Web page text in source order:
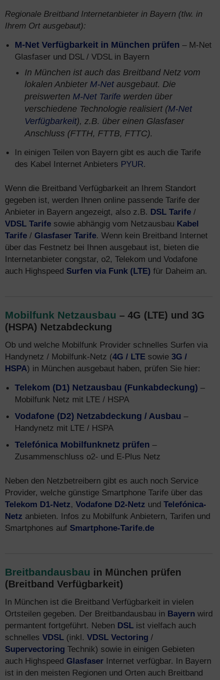
Regionale Breitband Internetanbieter in Bayern (tlw. in
Ihrem Ort ausgebaut):
M-Net Verfügbarkeit in München prüfen – M-Net
Glasfaser und DSL / VDSL in Bayern
In München ist auch das Breitband Netz vom
lokalen Anbieter M-Netausgebaut. Die
preiswerten M-Net Tarife werden über
verschiedene Technologie realisiert (M-Net
Verfügbarkeit), z.B. über einen Glasfaser
Anschluss (FTTH, FTTB, FTTC).
In einigen Teilen von Bayern gibt es auch die Tarife
des Kabel Internet Anbieters PYUR.
Wenn die Breitband Verfügbarkeit an Ihrem Standort
gegeben ist, werden Ihnen online passende Tarife der
Anbieter in Bayern angezeigt, also z.B. DSL Tarife /
VDSL Tarife sowie abhängig vom Netzausbau Kabel
Tarife / Glasfaser Tarife. Wenn kein Breitband Internet
über das Festnetz bei Ihnen ausgebaut ist, bieten die
Internetanbieter congstar, o2, Telekom und Vodafone
auch Highspeed Surfen via Funk (LTE) für Daheim an.
Mobilfunk Netzausbau – 4G (LTE) und 3G
(HSPA) Netzabdeckung
Ob und welche Mobilfunk Provider schnelles Surfen via
Handynetz / Mobilfunk-Netz (4G / LTE sowie 3G /
HSPA) in München ausgebaut haben, prüfen Sie hier:
Telekom (D1) Netzausbau (Funkabdeckung) –
Mobilfunk Netz mit LTE / HSPA
Vodafone (D2) Netzabdeckung / Ausbau –
Handynetz mit LTE / HSPA
Telefónica Mobilfunknetz prüfen –
Zusammenschluss o2- und E-Plus Netz
Neben den Netzbetreibern gibt es auch noch Service
Provider, welche günstige Smartphone Tarife über das
Telekom D1-Netz, Vodafone D2-Netz und Telefónica-
Netz anbieten. Infos zu Mobilfunk Anbietern, Tarifen und
Smartphones auf Smartphone-Tarife.de
Breitbandausbau in München prüfen
(Breitband Verfügbarkeit)
In München ist die Breitband Verfügbarkeit in vielen
Ortsteilen gegeben. Der Breitbandausbau in Bayern wird
permantent fortgeführt. Neben DSL ist vielfach auch
schnelles VDSL (inkl. VDSL Vectoring /
Supervectoring Technik) sowie in einigen Gebieten
auch Highspeed Glasfaser Internet verfügbar. In Bayern
ist in den meisten Regionen und Orten auch Breitband